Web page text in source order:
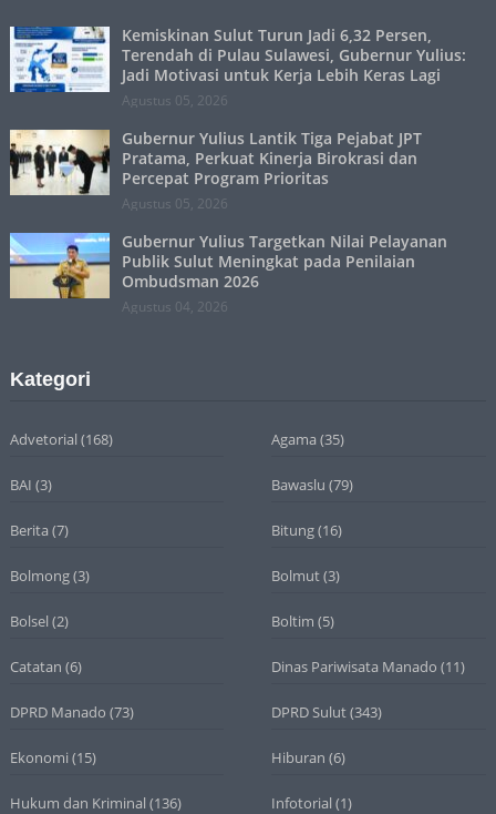
Kemiskinan Sulut Turun Jadi 6,32 Persen,
Terendah di Pulau Sulawesi, Gubernur Yulius:
Jadi Motivasi untuk Kerja Lebih Keras Lagi
Agustus 05, 2026
Gubernur Yulius Lantik Tiga Pejabat JPT
Pratama, Perkuat Kinerja Birokrasi dan
Percepat Program Prioritas
Agustus 05, 2026
Gubernur Yulius Targetkan Nilai Pelayanan
Publik Sulut Meningkat pada Penilaian
Ombudsman 2026
Agustus 04, 2026
Kategori
Advetorial (168) Agama (35)
BAI (3) Bawaslu (79)
Berita (7) Bitung(16)
Bolmong(3) Bolmut(3)
Bolsel (2) Boltim (5)
Catatan (6) Dinas Pariwisata Manado (11)
DPRD Manado (73) DPRD Sulut(343)
Ekonomi (15) Hiburan (6)
Hukum dan Kriminal (136) Infotorial (1)